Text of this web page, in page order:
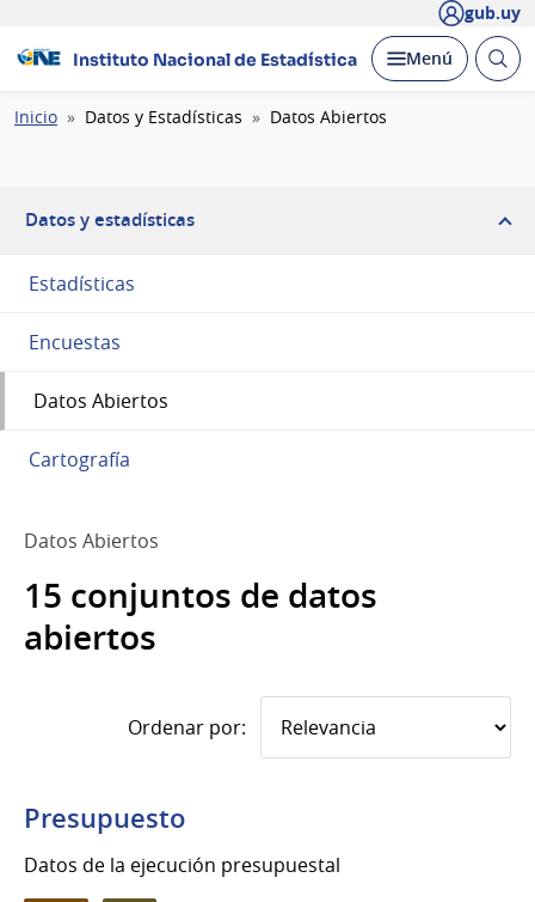
gub.uy
Instituto Nacional de Estadística Desplegar
Menú Abrir
Ruta
Inicio Datos y Estadísticas Datos Abiertos
Datos y estadísticas
Estadísticas
Encuestas
Datos Abiertos
Cartografía
Datos Abiertos
15 conjuntos de datos
abiertos
Ordenar por:
Presupuesto
Datos de la ejecución presupuestal